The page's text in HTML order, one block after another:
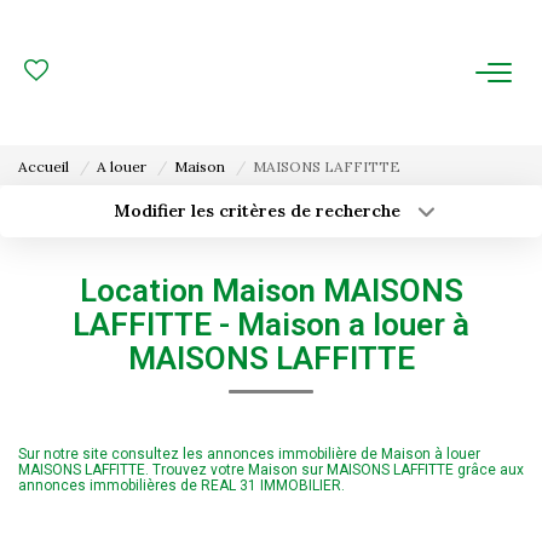
ESTIMATION
FAIRE GÉRER
Gestion Locative
Gestion De Copropriété
NOUS CONNAITRE
Accueil A louer Maison MAISONS LAFFITTE
Modifier les critères de recherche
Sélectionnez...
Type de bien
Surface min
Plus de critères
Location Maison MAISONS
LAFFITTE - Maison a louer à
MAISONS LAFFITTE
Sur notre site consultez les annonces immobilière de Maison à louer
MAISONS LAFFITTE. Trouvez votre Maison sur MAISONS LAFFITTE grâce aux
annonces immobilières de REAL 31 IMMOBILIER.